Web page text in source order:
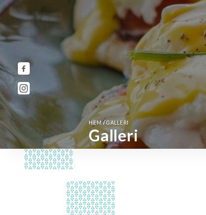
HEM/GALLERI
Galleri